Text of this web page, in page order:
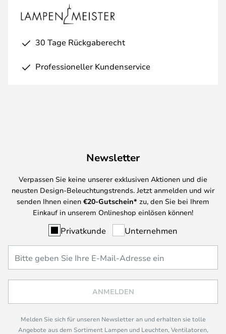
30 Tage Rückgaberecht
Professioneller Kundenservice
Newsletter
Verpassen Sie keine unserer exklusiven Aktionen und die
neusten Design-Beleuchtungstrends. Jetzt anmelden und wir
senden Ihnen einen €20-Gutschein* zu, den Sie bei Ihrem
Einkauf in unserem Onlineshop einlösen können!
Privatkunde Unternehmen
ANMELDEN
Melden Sie sich für unseren Newsletter an und erhalten sie tolle
Angebote aus dem Sortiment Lampen und Leuchten, Ventilatoren,